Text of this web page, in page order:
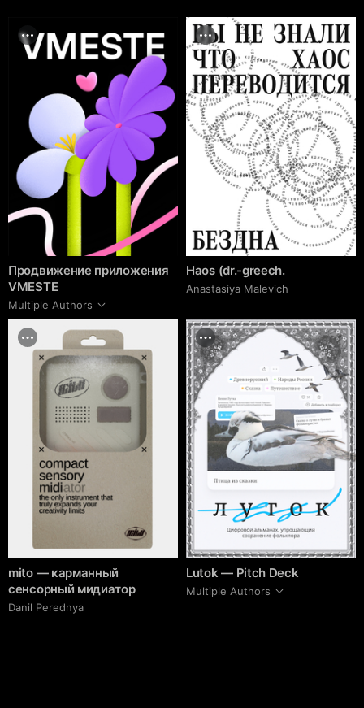
Продвижение приложения
VMESTE
Multiple Authors
Haos (dr.-greech.
Anastasiya Malevich
mito — карманный
сенсорный мидиатор
Danil Perednya
Lutok — Pitch Deck
Multiple Authors